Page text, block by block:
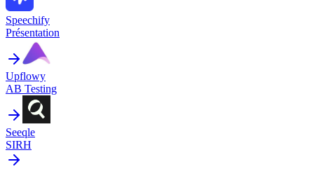
Speechify
Présentation
Upflowy
AB Testing
Seeqle
SIRH